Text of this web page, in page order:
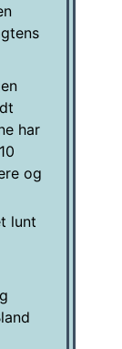
har
og
lunt